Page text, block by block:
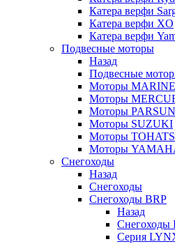
Катера верфи
Катера верфи XO
Катера верфи
Подвесные моторы
Назад
Подвесные
Моторы
Моторы
Моторы PARSUN
Моторы SUZUKI
Моторы
Моторы
Снегоходы
Назад
Снегоходы
Снегоходы BRP
Назад
Снегоходы
Серия